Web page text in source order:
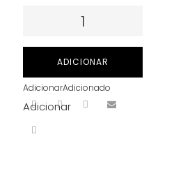
Quantidade
DESCARTÁVEIS
PACK
200
ADICIONAR
AdicionarAdicionado
Adicionar